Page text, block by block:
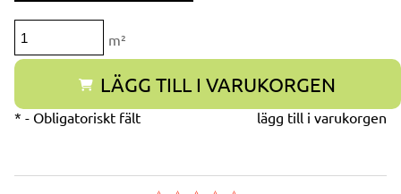
m²
LÄGG TILL I VARUKORGEN
lägg till i varukorgen
* - Obligatoriskt fält